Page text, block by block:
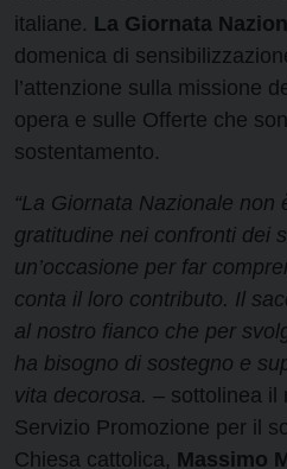
italiane. La Giornata
domenica di
l’attenzione sulla missione
opera e sulle Offerte che
sostentamento.
“La Giornata Nazionale
gratitudine nei confronti dei
un’occasione per far
conta il loro contributo. Il
al nostro fianco che per
ha bisogno di sostegno e
vita decorosa. – sottolinea il
Servizio Promozione per il
Chiesa cattolica, Massimo